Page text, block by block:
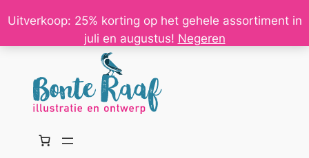
Uitverkoop: 25% korting op het gehele assortiment in
juli en augustus! Negeren
Ga
de